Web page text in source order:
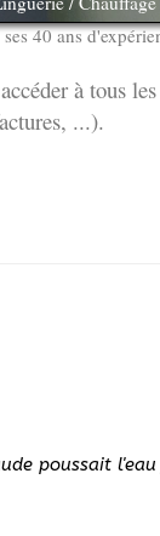
40 ans
à tous
...).
poussait